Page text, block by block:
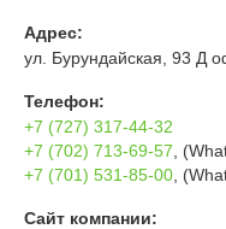
Адрес:
ул. Бурундайская, 93 Д
Телефон:
+7 (727) 317-44-32
+7 (702) 713-69-57 ,
+7 (701) 531-85-00 ,
Сайт компании: